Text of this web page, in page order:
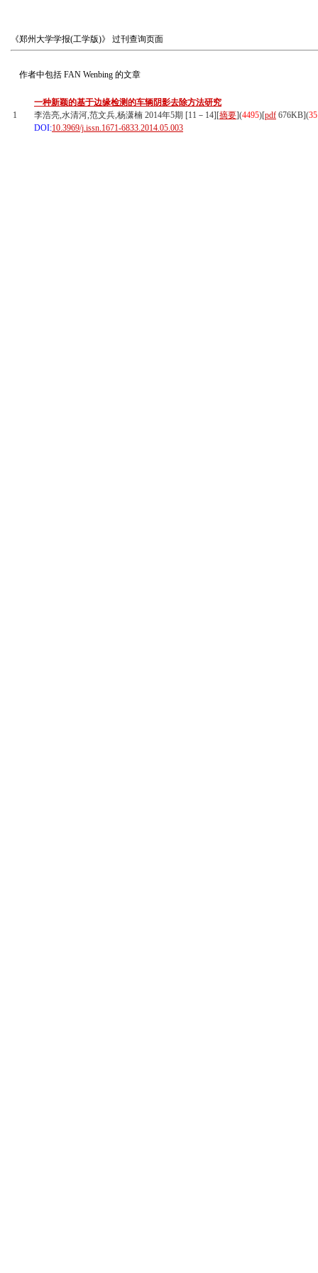
《郑州大学学报(工学版)》 过刊查询页面
作者中包括 FAN Wenbing 的文章
1
一种新颖的基于边缘检测的车辆阴影去除方法研究
李浩亮,水清河,范文兵,杨潇楠 2014年5期 [11－14][摘要](4495)[pdf 676KB](
DOI:10.3969/j.issn.1671-6833.2014.05.003